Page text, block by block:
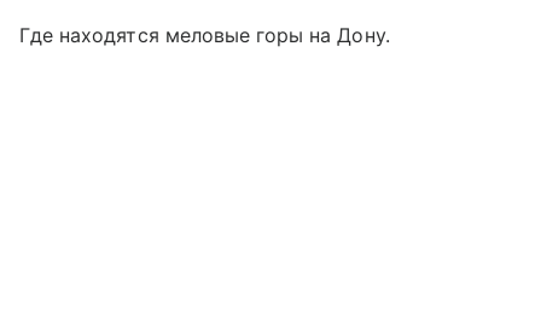
Где находятся меловые горы на Дону.